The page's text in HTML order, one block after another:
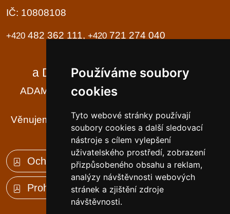
Používáme soubory
cookies
Tyto webové stránky používají
soubory cookies a další sledovací
nástroje s cílem vylepšení
uživatelského prostředí, zobrazení
přizpůsobeného obsahu a reklam,
analýzy návštěvnosti webových
stránek a zjištění zdroje
návštěvnosti.
IČ: 10808108
+420 482 362 111, +420 721 274 040
a Domov se zvláštním režimem
ADAM, BÁRA, CILKA - tři jména, tři domy ...
Věnujeme se své práci tak, aby DŮM byl našim
klientům DOMOVEM
Ochrana osobních údajů (GDPR)
Prohlášení o přístupnosti